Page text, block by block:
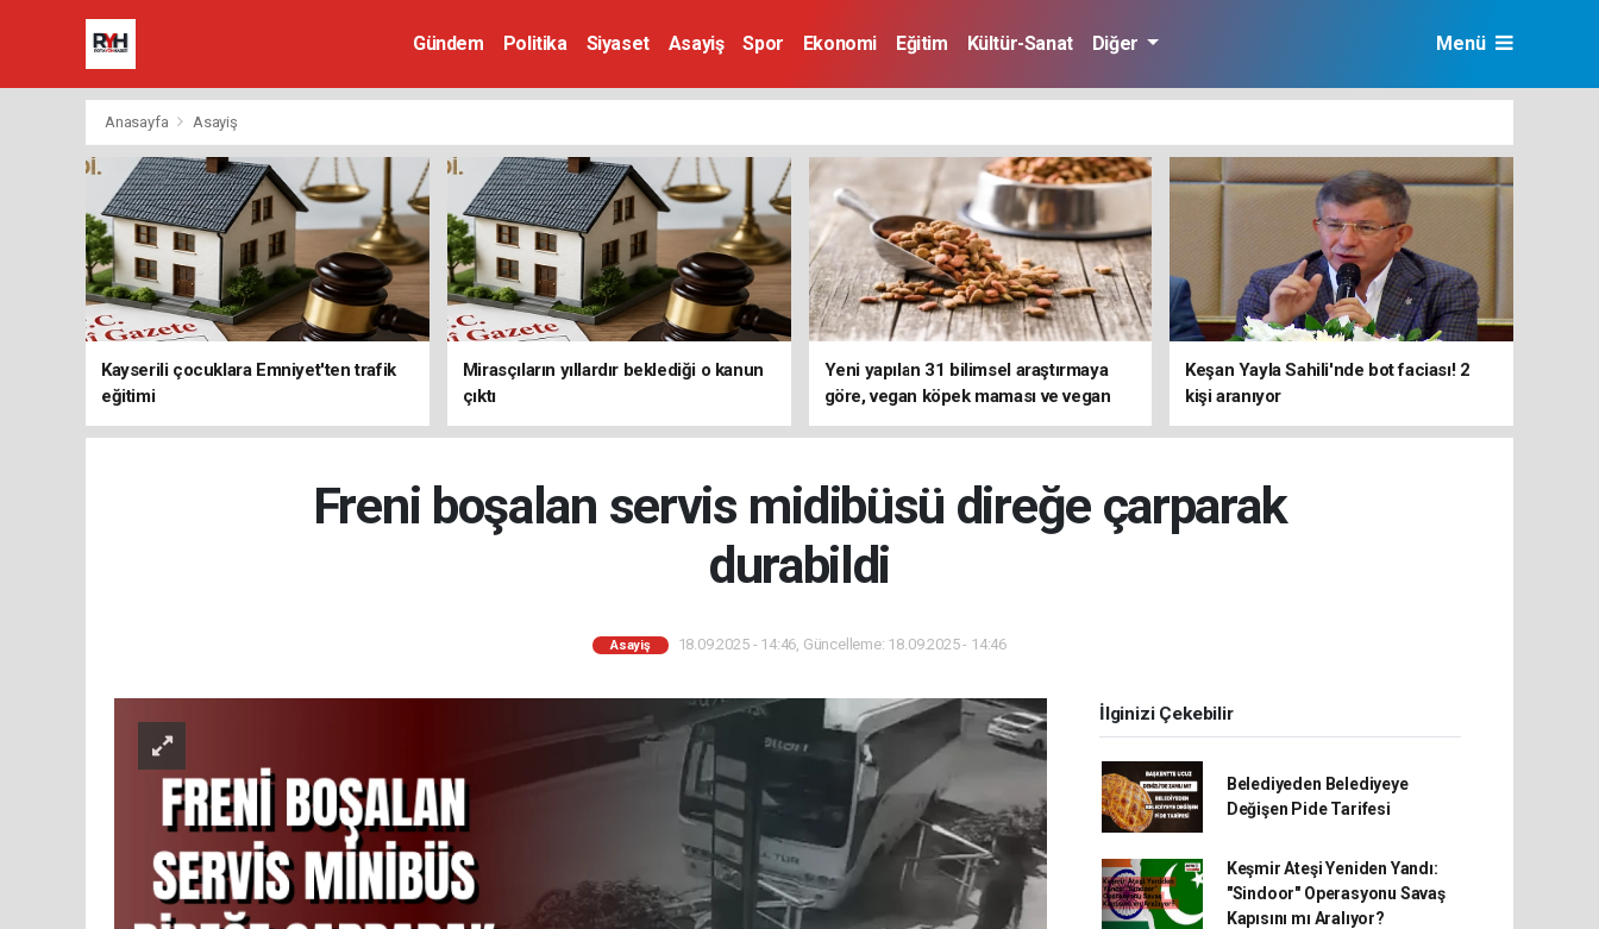
Gündem Politika Siyaset Asayiş Spor Ekonomi Eğitim Kültür-Sanat Diğer Menü
Anasayfa Asayiş
Kayserili çocuklara Emniyet'ten trafik
eğitimi
Mirasçıların yıllardır beklediği o kanun
çıktı
Yeni yapılan 31 bilimsel araştırmaya
göre, vegan köpek maması ve vegan
kedi mamasının iyi sindirildiğini ortaya
Keşan Yayla Sahili'nde bot faciası! 2
kişi aranıyor
Freni boşalan servis midibüsü direğe çarparak
durabildi
Asayiş 18.09.2025 - 14:46, Güncelleme: 18.09.2025 - 14:46
İlginizi Çekebilir
Belediyeden Belediyeye
Değişen Pide Tarifesi
Keşmir Ateşi Yeniden Yandı:
"Sindoor" Operasyonu Savaş
Kapısını mı Aralıyor?